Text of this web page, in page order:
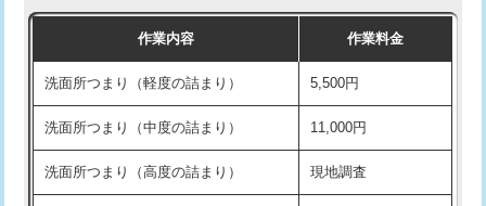
モルタル補修（厚さ10㎝まで） 27,500円
モルタル補修（厚さ10㎝超え） 38,500円
洗面台設置 38,500円
バスタブ設置 現場見積
交換・取付（その他部品） 11,000円+材料費
持込商品取付（単水栓） 13,200円
持込商品取付（混合水栓） 16,500円
持込商品取付（浄水器・分岐水栓） 16,500円
給水管工事※（ホール加工) 16,500円
作業内容 作業料金
洗面所つまり（軽度の詰まり） 5,500円
洗面所つまり（中度の詰まり） 11,000円
洗面所つまり（高度の詰まり） 現地調査